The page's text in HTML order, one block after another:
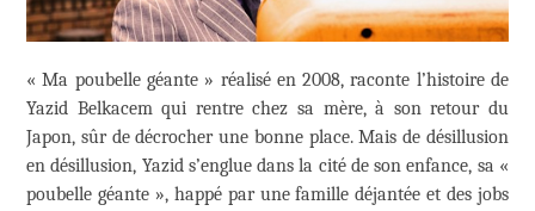
« Ma poubelle géante » réalisé en 2008, raconte l’histoire de
Yazid Belkacem qui rentre chez sa mère, à son retour du
Japon, sûr de décrocher une bonne place. Mais de désillusion
en désillusion, Yazid s’englue dans la cité de son enfance, sa «
poubelle géante », happé par une famille déjantée et des jobs